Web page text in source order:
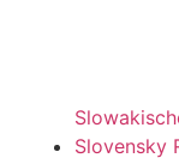
Slovensky